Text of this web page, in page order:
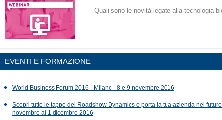
Quali sono le novità legate alla tecnologia
EVENTI E FORMAZIONE
World Business Forum 2016 - Milano - 8 e 9 novembre 2016
Scopri tutte le tappe del Roadshow Dynamics e porta la tua azienda nel
novembre al 1 dicembre 2016